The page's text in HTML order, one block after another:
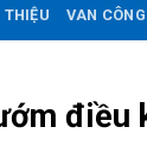
THIỆU VAN
điều